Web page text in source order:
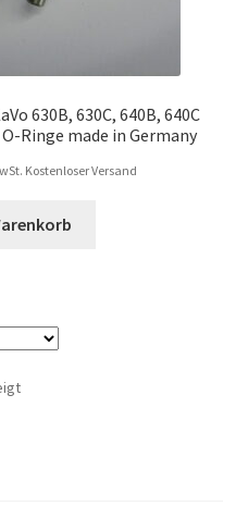
630B, 630C, 640B, 640C
Ringe made in Germany
Kostenloser Versand
Nach